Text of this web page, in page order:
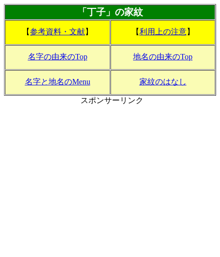
「丁子」の家紋
【参考資料・文献】 【利用上の注意】
名字の由来のTop 地名の由来のTop
名字と地名のMenu 家紋のはなし
スポンサーリンク